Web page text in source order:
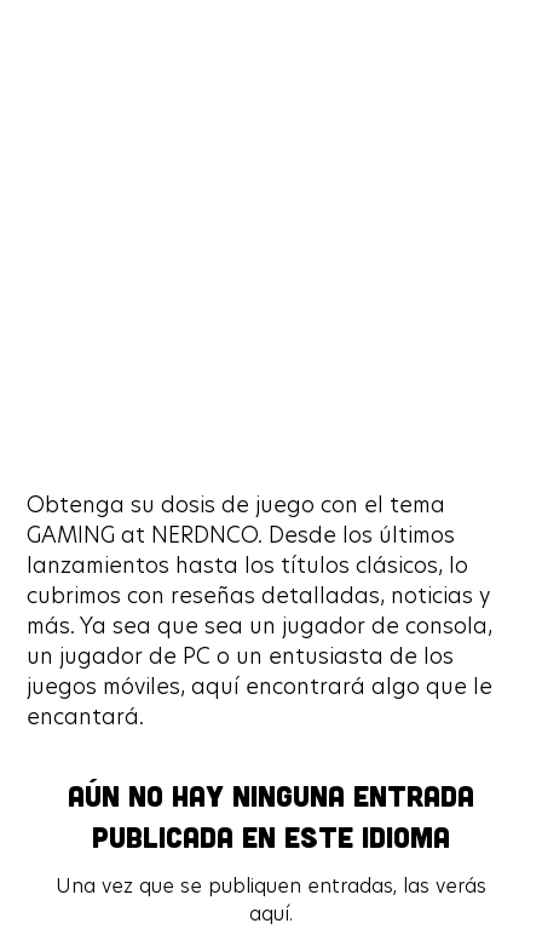
Obtenga su dosis de juego con el tema
GAMING at NERDNCO. Desde los últimos
lanzamientos hasta los títulos clásicos, lo
cubrimos con reseñas detalladas, noticias y
más. Ya sea que sea un jugador de consola,
un jugador de PC o un entusiasta de los
juegos móviles, aquí encontrará algo que le
encantará.
Aún no hay ninguna entrada
publicada en este idioma
Una vez que se publiquen entradas, las verás
aquí.
Aún no hay ninguna entrada
publicada en este idioma
Una vez que se publiquen entradas, las verás
aquí.